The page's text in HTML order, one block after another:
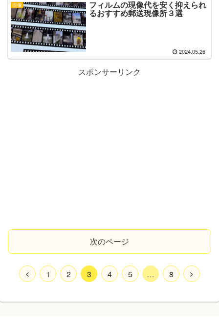
現像 フィルムの現像代を安く抑えられ
るおすすめ郵送現像所３選
2024.05.26
スポンサーリンク
次のページ
1 2 3 4 5 … 8